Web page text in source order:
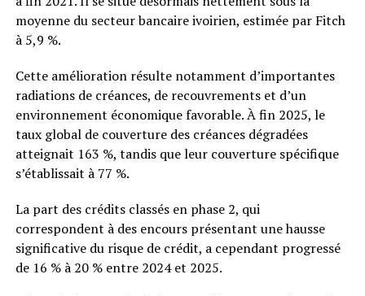
moyenne du secteur bancaire ivoirien, estimée par Fitch
à 5,9 %.
Cette amélioration résulte notamment d’importantes
radiations de créances, de recouvrements et d’un
environnement économique favorable. À fin 2025, le
taux global de couverture des créances dégradées
atteignait 163 %, tandis que leur couverture spécifique
s’établissait à 77 %.
La part des crédits classés en phase 2, qui
correspondent à des encours présentant une hausse
significative du risque de crédit, a cependant progressé
de 16 % à 20 % entre 2024 et 2025.